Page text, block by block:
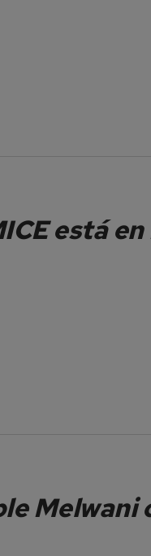
está en
Melwani